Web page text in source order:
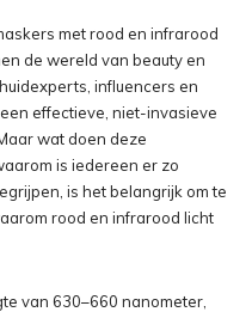
met rood en infrarood
de wereld van beauty en
influencers en
effectieve, niet-invasieve
wat doen deze
is iedereen er zo
is het belangrijk om te
rood en infrarood licht
van 630–660 nanometer,